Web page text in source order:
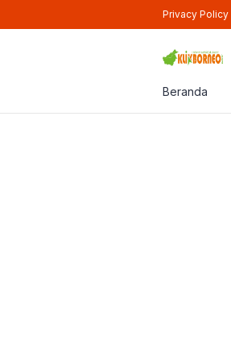
Privacy Policy
Beranda